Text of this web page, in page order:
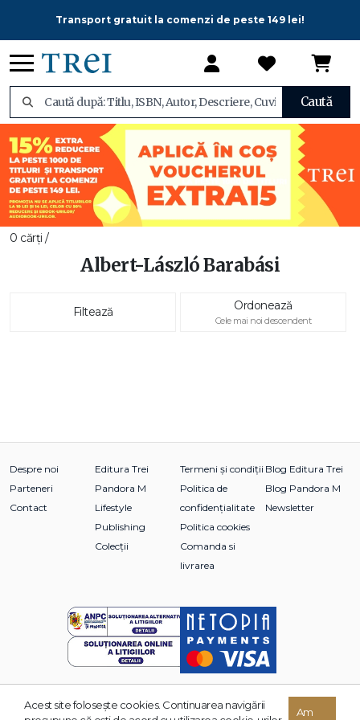
Transport gratuit la comenzi de peste 149 lei!
Caută
0 cărți /
Albert-László Barabási
Filtează Ordonează
Cele mai noi descendent
Despre noi
Parteneri
Contact
Editura Trei
Pandora M
Lifestyle
Publishing
Colecții
Termeni și condiții
Politica de
confidențialitate
Politica cookies
Comanda si
livrarea
Blog Editura Trei
Blog Pandora M
Newsletter
© 2026 Grupul Editorial TREI. Toate drepturile rezervate.
Acest site foloseşte cookies. Continuarea navigării
Am